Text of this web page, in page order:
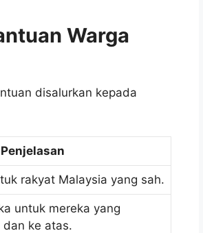
Warga
disalurkan kepada
Penjelasan
rakyat Malaysia yang sah.
untuk mereka yang
ke atas.